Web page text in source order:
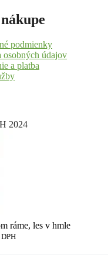
podmienky
osobných údajov
a platba
2024
ráme, les v hmle
DPH